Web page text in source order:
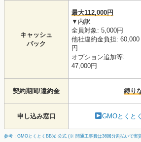
キャッシュ
バック
最大112,000円
▼内訳
全員対象: 5,000円
他社違約金負担: 60,000
円
オプション追加等:
47,000円
契約期間/違約金 縛り
申し込み窓口 GMOとくと
参考：GMOとくとくBB光 公式 (※ 開通工事費は36回分割払いで実